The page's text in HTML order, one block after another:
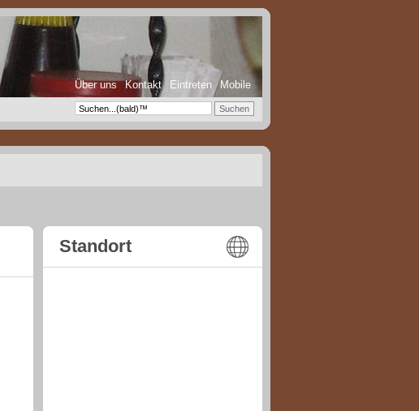
Über uns
Kontakt Eintreten Mobile
Standort